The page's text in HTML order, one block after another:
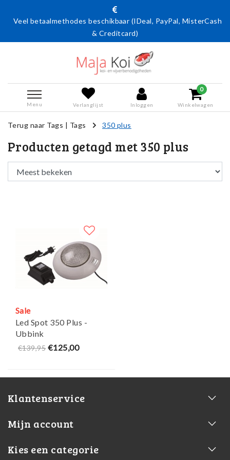
Veel betaalmethodes beschikbaar (IDeal, PayPal, MisterCash
& Creditcard)
Menu Verlanglijst Inloggen
0
Winkelwagen
Terug naar Tags | Tags 350 plus
Producten getagd met 350 plus
Sale
Led Spot 350 Plus -
Ubbink
€139,95 €125,00
Klantenservice
Mijn account
Kies een categorie